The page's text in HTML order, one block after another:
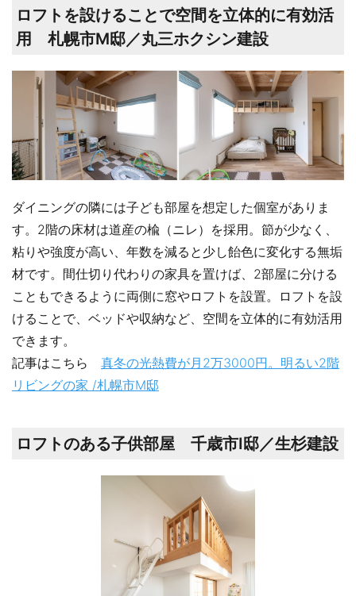
ロフトを設けることで空間を立体的に有効活
用 札幌市M邸／丸三ホクシン建設
ダイニングの隣には子ども部屋を想定した個室がありま
す。2階の床材は道産の楡（ニレ）を採用。節が少なく、
粘りや強度が高い、年数を減ると少し飴色に変化する無垢
材です。間仕切り代わりの家具を置けば、2部屋に分ける
こともできるように両側に窓やロフトを設置。ロフトを設
けることで、ベッドや収納など、空間を立体的に有効活用
できます。
記事はこちら 真冬の光熱費が月2万3000円。明るい2階
リビングの家 /札幌市М邸
ロフトのある子供部屋 千歳市I邸／生杉建設